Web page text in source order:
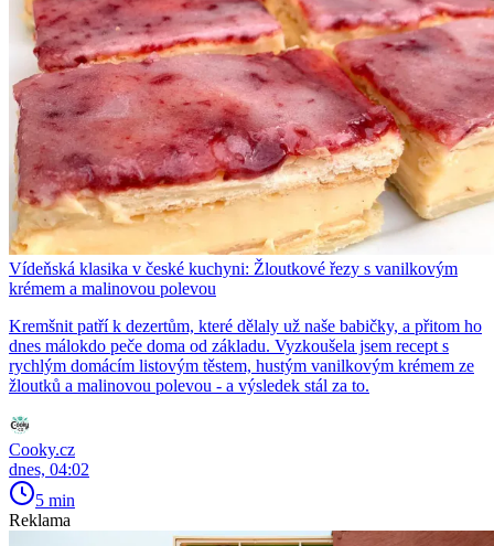
Vídeňská klasika v české kuchyni: Žloutkové řezy s vanilkovým
krémem a malinovou polevou
Kremšnit patří k dezertům, které dělaly už naše babičky, a přitom ho
dnes málokdo peče doma od základu. Vyzkoušela jsem recept s
rychlým domácím listovým těstem, hustým vanilkovým krémem ze
žloutků a malinovou polevou - a výsledek stál za to.
Cooky.cz
dnes, 04:02
5 min
Reklama